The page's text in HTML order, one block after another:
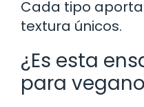
Cada tipo
textura únicos.
¿Es esta
para